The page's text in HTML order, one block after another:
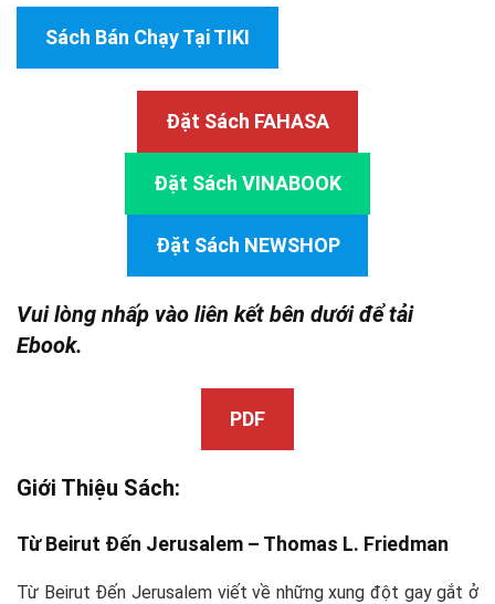
Sách Bán Chạy Tại TIKI
Đặt Sách FAHASA
Đặt Sách VINABOOK
Đặt Sách NEWSHOP
Vui lòng nhấp vào liên kết bên dưới để tải
Ebook.
PDF
Giới Thiệu Sách:
Từ Beirut Đến Jerusalem – Thomas L. Friedman
Từ Beirut Đến Jerusalemviết về những xung đột gay gắt ở